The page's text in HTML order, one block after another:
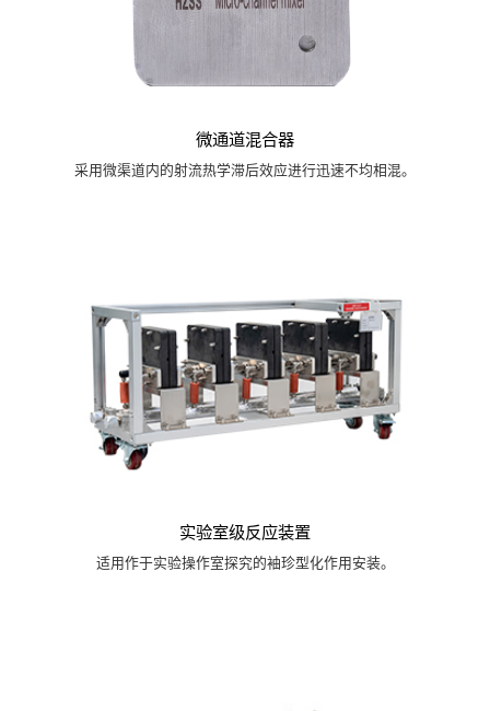
微通道混合器
采用微渠道内的射流热学滞后效应进行迅速不均相混。
实验室级反应装置
适用作于实验操作室探究的袖珍型化作用安装。